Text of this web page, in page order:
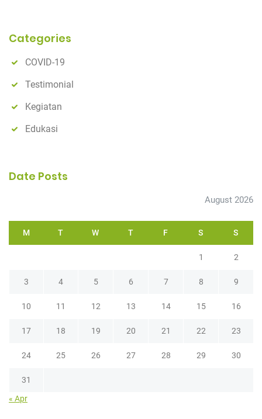
Categories
COVID-19
Testimonial
Kegiatan
Edukasi
Date Posts
August 2026
M T W T F S S
1 2
3 4 5 6 7 8 9
10 11 12 13 14 15 16
17 18 19 20 21 22 23
24 25 26 27 28 29 30
31
« Apr